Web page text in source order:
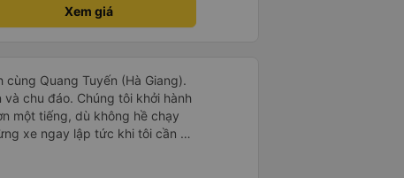
dưới!) - có thể là do lỗi của tôi
mọi thứ về chuyến đi của tôi
Xem giá
Quang Tuyến (Hà Giang).
chu đáo. Chúng tôi khởi hành
một tiếng, dù không hề chạy
xe ngay lập tức khi tôi cần đi
tôi cảm thấy hoàn toàn an